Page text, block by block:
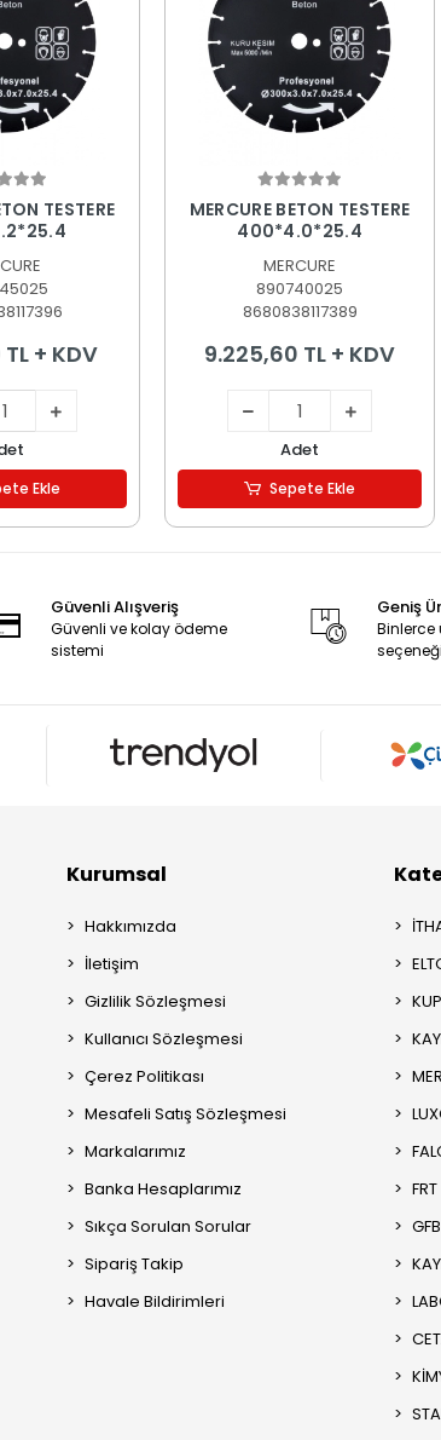
TESTERE
TL + KDV
Ekle
MERCURE BETON TESTERE
400*4.0*25.4
MERCURE
890740025
8680838117389
9.225,60 TL + KDV
Adet
Sepete Ekle
Güvenli Alışveriş
Güvenli ve kolay ödeme
sistemi
Geniş
seçeneği
Kurumsal
Hakkımızda
İletişim
Gizlilik Sözleşmesi
Kullanıcı Sözleşmesi
Çerez Politikası
Mesafeli Satış Sözleşmesi
Markalarımız
Banka Hesaplarımız
Sıkça Sorulan Sorular
Sipariş Takip
Havale Bildirimleri
FRT
GFB